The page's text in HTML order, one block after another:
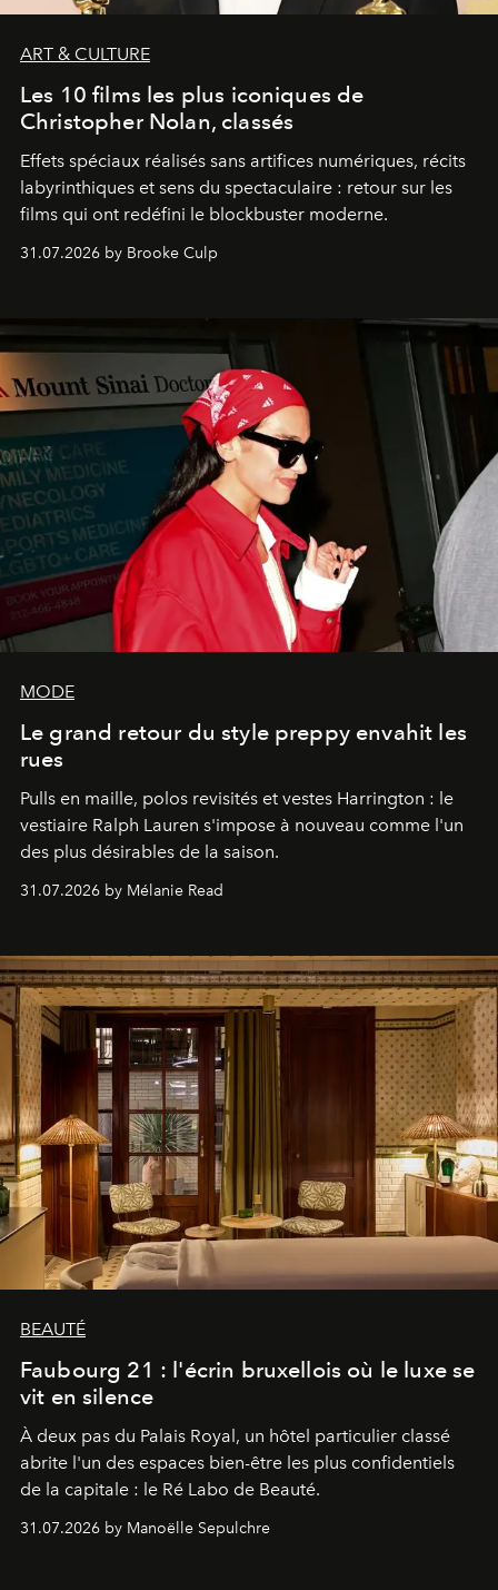
ART & CULTURE
Les 10 films les plus iconiques de
Christopher Nolan, classés
Effets spéciaux réalisés sans artifices numériques, récits
labyrinthiques et sens du spectaculaire : retour sur les
films qui ont redéfini le blockbuster moderne.
31.07.2026 by Brooke Culp
MODE
Le grand retour du style preppy envahit les
rues
Pulls en maille, polos revisités et vestes Harrington : le
vestiaire Ralph Lauren s'impose à nouveau comme l'un
des plus désirables de la saison.
31.07.2026 by Mélanie Read
BEAUTÉ
Faubourg 21 : l'écrin bruxellois où le luxe se
vit en silence
À deux pas du Palais Royal, un hôtel particulier classé
abrite l'un des espaces bien-être les plus confidentiels
de la capitale : le Ré Labo de Beauté.
31.07.2026 by Manoëlle Sepulchre